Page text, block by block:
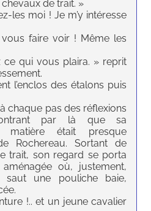
de trait. »
les moi ! Je m’y intéresse
faire voir ! Même les
ce qui vous plaira. » reprit
l’enclos des étalons puis
chaque pas des réflexions
par là que sa
était presque
Rochereau. Sortant de
trait, son regard se porta
où, justement,
saut une pouliche baie,
!.. et un jeune cavalier